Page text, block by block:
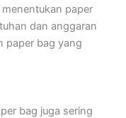
paper
dan anggaran
paper bag yang
bag juga sering